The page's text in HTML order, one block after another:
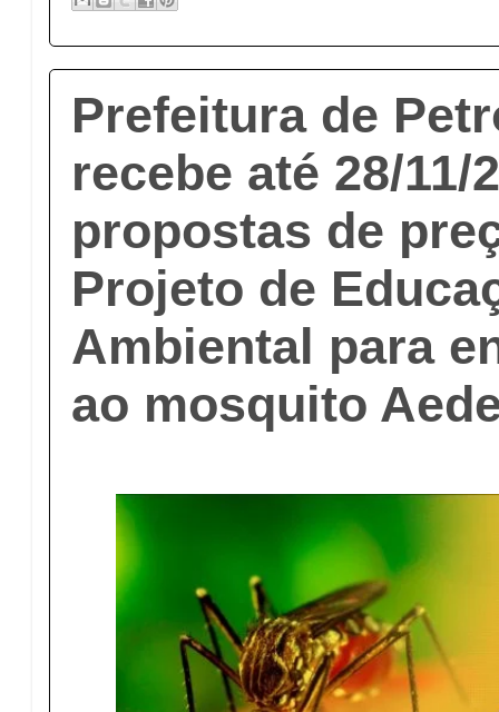
Prefeitura de
recebe até 28/11/
propostas de
Projeto de
Ambiental para
ao mosquito